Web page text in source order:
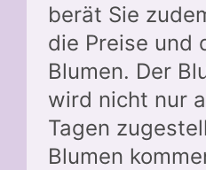
berät Sie
die Preise und
Blumen. Der
wird nicht nur
Tagen
Blumen